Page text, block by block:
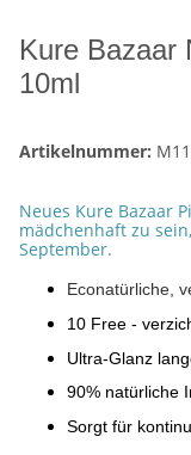
Kure Bazaar
10ml
Artikelnummer: M11
Neues Kure Bazaar
mädchenhaft zu
September.
Econatürliche,
10 Free -
Ultra-Glanz
90% natürliche
Sorgt für